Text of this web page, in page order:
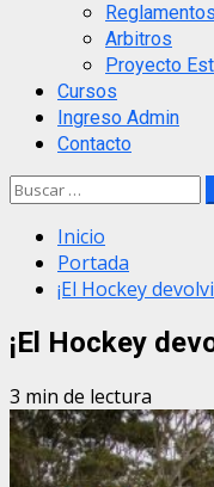
Arbitros
Proyecto
Cursos
Ingreso Admin
Contacto
Buscar:
Inicio
Portada
¡El Hockey
¡El Hockey
3 min de lectura